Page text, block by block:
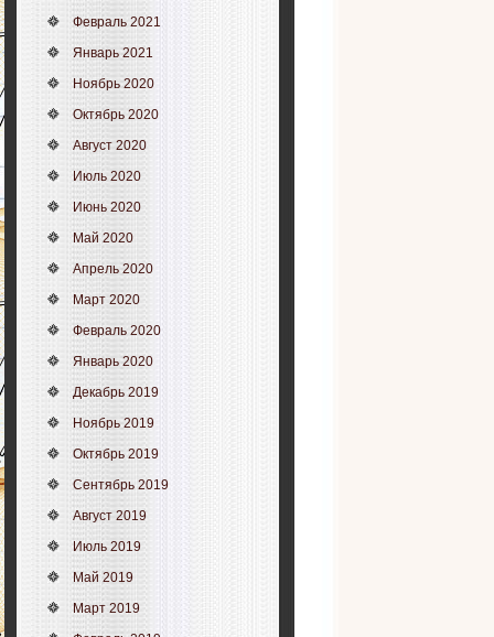
Февраль 2021
Январь 2021
Ноябрь 2020
Октябрь 2020
Август 2020
Июль 2020
Июнь 2020
Май 2020
Апрель 2020
Март 2020
Февраль 2020
Январь 2020
Декабрь 2019
Ноябрь 2019
Октябрь 2019
Сентябрь 2019
Август 2019
Июль 2019
Май 2019
Март 2019